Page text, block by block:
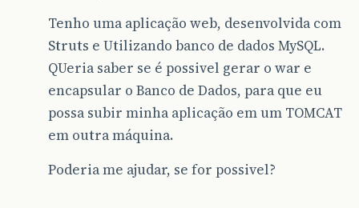
Tenho uma aplicação web, desenvolvida com
Struts e Utilizando banco de dados MySQL.
QUeria saber se é possivel gerar o war e
encapsular o Banco de Dados, para que eu
possa subir minha aplicação em um TOMCAT
em outra máquina.
Poderia me ajudar, se for possivel?